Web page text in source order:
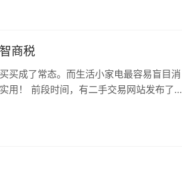
商税
买成了常态。而生活小家电最容易盲目消
用！ 前段时间，有二手交易网站发布了闲